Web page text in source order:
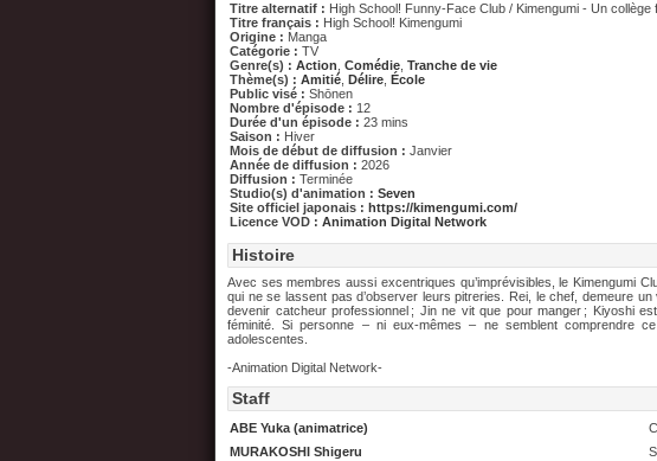
Titre alternatif : High School! Funny-Face Club / Kimengumi - Un collège
Titre français : High School! Kimengumi
Origine : Manga
Catégorie : TV
Genre(s) : Action Comédie Tranche de vie
Thème(s) : Amitié Délire École
Public visé : Shōnen
Nombre d'épisode : 12
Durée d'un épisode : 23 mins
Saison : Hiver
Mois de début de diffusion : Janvier
Année de diffusion : 2026
Diffusion : Terminée
Studio(s) d'animation : Seven
Site officiel japonais : https://kimengumi.com/
Licence VOD : Animation Digital Network
Histoire
Avec ses membres aussi excentriques qu’imprévisibles, le Kimengumi
qui ne se lassent pas d’observer leurs pitreries. Rei, le chef, demeure
devenir catcheur professionnel ; Jin ne vit que pour manger ; Kiyoshi
féminité. Si personne – ni eux-mêmes – ne semblent comprendre
adolescentes.
-Animation Digital Network-
Staff
ABE Yuka (animatrice)
MURAKOSHI Shigeru